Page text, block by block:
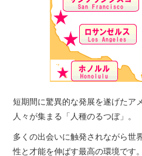
短期間に驚異的な発展を遂げたア
人々が集まる「人種のるつぼ」。
多くの出会いに触発されながら世
性と才能を伸ばす最高の環境です。